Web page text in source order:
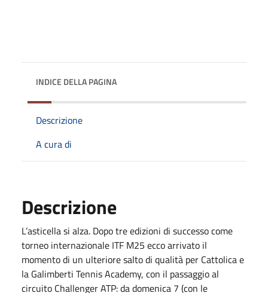
INDICE DELLA PAGINA
Descrizione
A cura di
Descrizione
L’asticella si alza. Dopo tre edizioni di successo come
torneo internazionale ITF M25 ecco arrivato il
momento di un ulteriore salto di qualità per Cattolica e
la Galimberti Tennis Academy, con il passaggio al
circuito Challenger ATP: da domenica 7 (con le